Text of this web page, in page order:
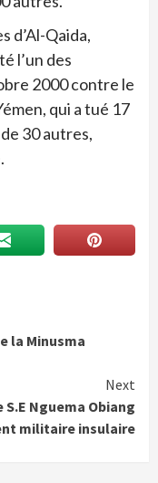
d’Al-Qaida,
l’un des
2000 contre le
qui a tué 17
30 autres,
la Minusma
Next
Nguema Obiang
militaire insulaire